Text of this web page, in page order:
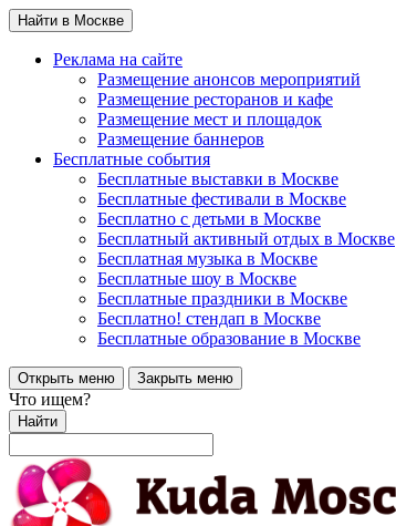
Найти в Москве
Реклама на сайте
Размещение анонсов мероприятий
Размещение ресторанов и кафе
Размещение мест и площадок
Размещение баннеров
Бесплатные события
Бесплатные выставки в Москве
Бесплатные фестивали в Москве
Бесплатно с детьми в Москве
Бесплатный активный отдых в Москве
Бесплатная музыка в Москве
Бесплатные шоу в Москве
Бесплатные праздники в Москве
Бесплатно! стендап в Москве
Бесплатные образование в Москве
Открыть меню Закрыть меню
Что ищем?
Найти